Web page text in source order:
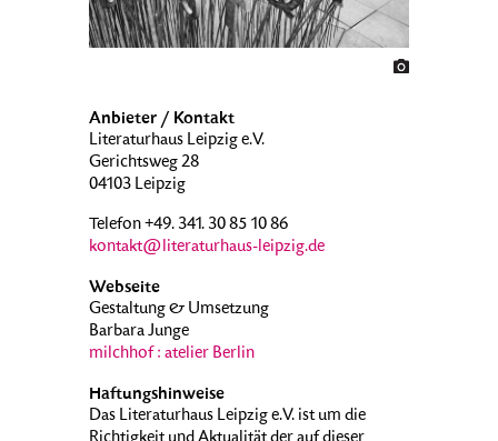
Anbieter / Kontakt
Literaturhaus Leipzig e.V.
Gerichtsweg 28
04103 Leipzig
Telefon +49. 341. 30 85 10 86
kontakt@literaturhaus-leipzig.de
Webseite
Gestaltung & Umsetzung
Barbara Junge
milchhof : atelier Berlin
Haftungshinweise
Das Literaturhaus Leipzig e.V. ist um die